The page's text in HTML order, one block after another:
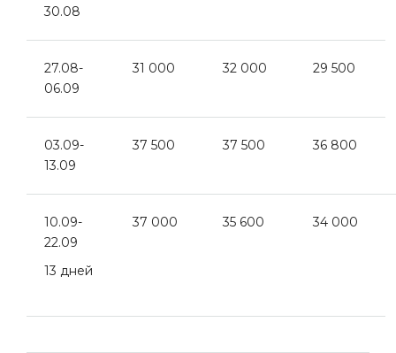
30.08
27.08-
06.09
31 000 32 000 29 500
03.09-
13.09
37 500 37 500 36 800
10.09-
22.09
13 дней
37 000 35 600 34 000